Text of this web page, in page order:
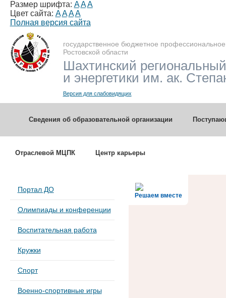
Размер шрифта: A A A
Цвет сайта: A A A A
Полная версия сайта
государственное бюджетное
Ростовской области
Шахтинский
и энергетики им. ак.
Версия для слабовидящих
Сведения об образовательной организации
Отраслевой МЦПК Центр карьеры
Портал ДО
Олимпиады и конференции
Воспитательная работа
Кружки
Спорт
Военно-спортивные игры
Решаем вместе